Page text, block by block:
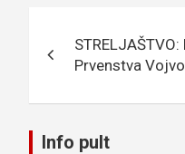
o
o
k
чланка
Prvenstva
Info pult